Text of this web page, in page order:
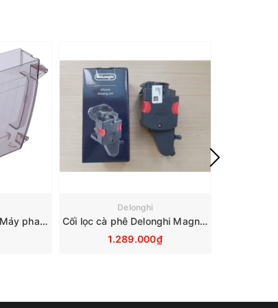
Bình đựng nước cho Máy pha cà phê tự động Delonghi ECAM - AS13200250
Delonghi
Cối lọc cà phê Delonghi Magnifica ECAM-ETAM SKU 7313251451
1.289.000₫